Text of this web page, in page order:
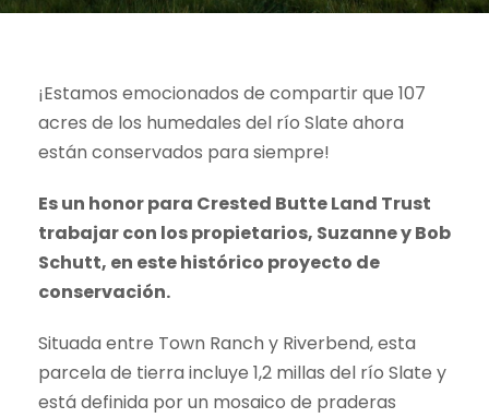
¡Estamos emocionados de compartir que 107
acres de los humedales del río Slate ahora
están conservados para siempre!
Es un honor para Crested Butte Land Trust
trabajar con los propietarios, Suzanne y Bob
Schutt, en este histórico proyecto de
conservación.
Situada entre Town Ranch y Riverbend, esta
parcela de tierra incluye 1,2 millas del río Slate y
está definida por un mosaico de praderas